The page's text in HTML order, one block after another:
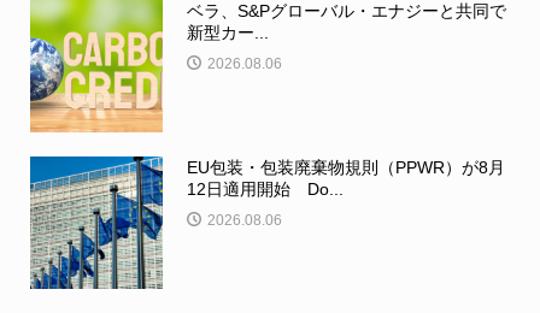
ベラ、S&Pグローバル・エナジーと共同で
新型カー...
2026.08.06
EU包装・包装廃棄物規則（PPWR）が8月
12日適用開始 Do...
2026.08.06